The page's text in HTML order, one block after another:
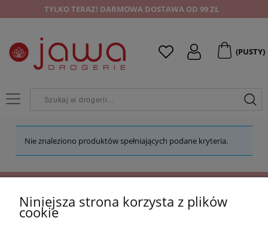
TYLKO TERAZ! DARMOWA DOSTAWA OD 99 ZŁ
(PUSTY)
Nie znaleziono produktów spełniających podane kryteria.
OFERTA
Niniejsza strona korzysta z plików
cookie